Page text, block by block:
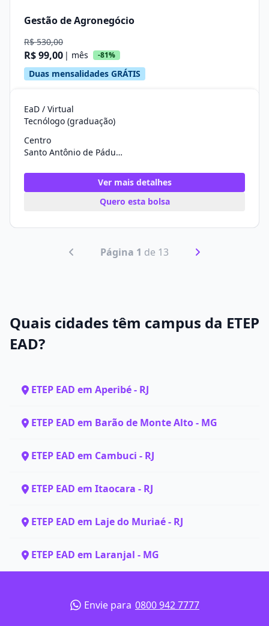
Gestão de Agronegócio
R$ 530,00
R$ 99,00 | mês -81%
Duas mensalidades GRÁTIS
EaD / Virtual
Tecnólogo (graduação)
Centro
Santo Antônio de Pádua/RJ
Ver mais detalhes
Quero esta bolsa
Página 1 de 13
Quais cidades têm campus da ETEP
EAD?
ETEP EAD em Aperibé - RJ
ETEP EAD em Barão de Monte Alto - MG
ETEP EAD em Cambuci - RJ
ETEP EAD em Itaocara - RJ
ETEP EAD em Laje do Muriaé - RJ
ETEP EAD em Laranjal - MG
Envie para 0800 942 7777